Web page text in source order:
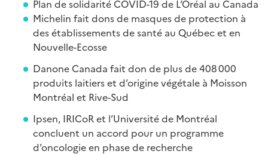
Plan de solidarité COVID-19 de L’Oréal au Canada
Michelin fait dons de masques de protection à
des établissements de santé au Québec et en
Nouvelle-Ecosse
Danone Canada fait don de plus de 408 000
produits laitiers et d’origine végétale à Moisson
Montréal et Rive-Sud
Ipsen, IRICoR et l’Université de Montréal
concluent un accord pour un programme
d’oncologie en phase de recherche